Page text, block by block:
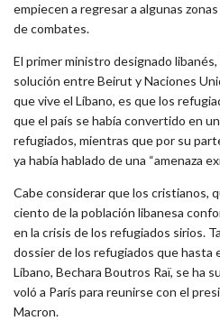
empiecen a regresar a algunas
de combates.
El primer ministro designado
solución entre Beirut y Naciones
que vive el Líbano, es que los
que el país se había convertido en
refugiados, mientras que por su
ya había hablado de una “amenaza
Cabe considerar que los cristianos,
ciento de la población libanesa
en la crisis de los refugiados sirios.
dossier de los refugiados que hasta
Líbano, Bechara Boutros Raï, se ha
voló a París para reunirse con el
Macron.